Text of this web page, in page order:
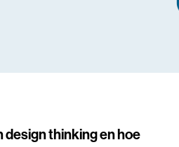
design thinking en hoe